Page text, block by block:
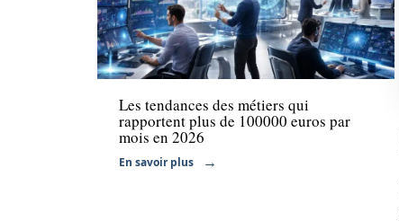
Actu
Les tendances des métiers qui
rapportent plus de 100000 euros par
mois en 2026
En savoir plus